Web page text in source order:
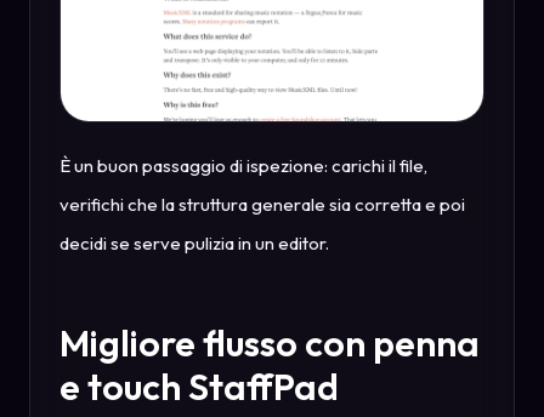
È un buon passaggio di ispezione: carichi il file,
verifichi che la struttura generale sia corretta e poi
decidi se serve pulizia in un editor.
Migliore flusso con penna
e touch StaffPad